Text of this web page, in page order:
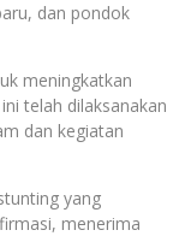
dan pondok
meningkatkan
telah dilaksanakan
dan kegiatan
yang
menerima